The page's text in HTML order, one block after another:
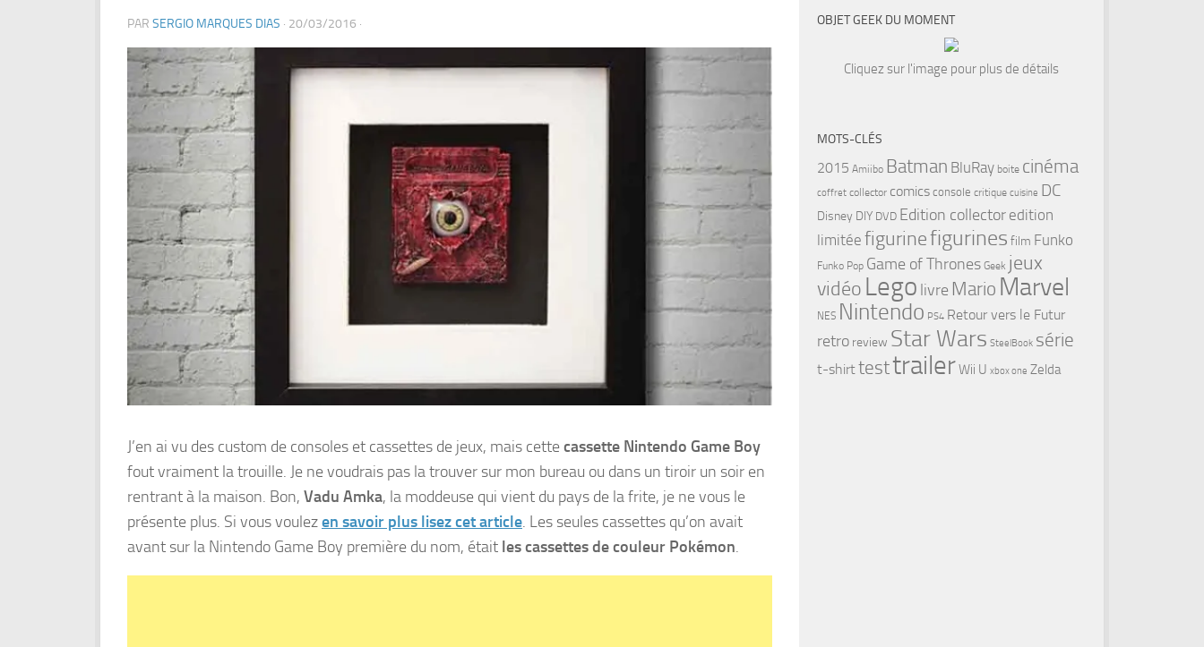
PAR SERGIO MARQUES DIAS · 20/03/2016 ·
J’en ai vu des custom de consoles et cassettes de jeux, mais cettecassette Nintendo Game Boy
fout vraiment la trouille. Je ne voudrais pas la trouver sur mon bureau ou dans un tiroir un soir en
rentrant à la maison. Bon, Vadu Amka, la moddeuse qui vient du pays de la frite, je ne vous le
présente plus. Si vous voulezen savoir plus lisez cet article. Les seules cassettes qu’on avait
avant sur la Nintendo Game Boy première du nom, était les cassettes de couleur Pokémon.
OBJET GEEK DU MOMENT
Cliquez sur l'image pour plus de détails
MOTS-CLÉS
2015 Amiibo Batman BluRay boite cinéma
coffret collector comics console critique cuisine DC
Disney DIY DVD Edition collector edition
limitée figurinefigurines film Funko
Funko Pop Game of Thrones Geek jeux
vidéo Lego livre Mario Marvel
NES Nintendo PS4 Retour vers le Futur
retro review Star Wars SteelBook série
t-shirttesttrailerWii U xbox one Zelda